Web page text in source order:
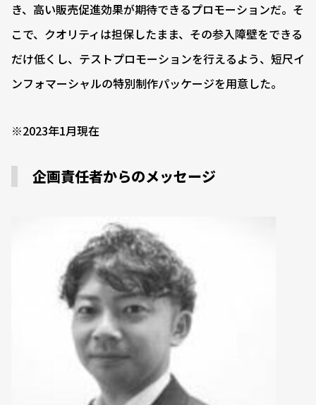
き、高い販売促進効果が期待できるプロモーションだ。そ
こで、クオリティは担保したまま、その参入障壁をできる
だけ低くし、テストプロモーションを行えるよう、短尺イ
ンフォマーシャルの特別制作パッケージを用意した。
※2023年1月現在
企画責任者からのメッセージ